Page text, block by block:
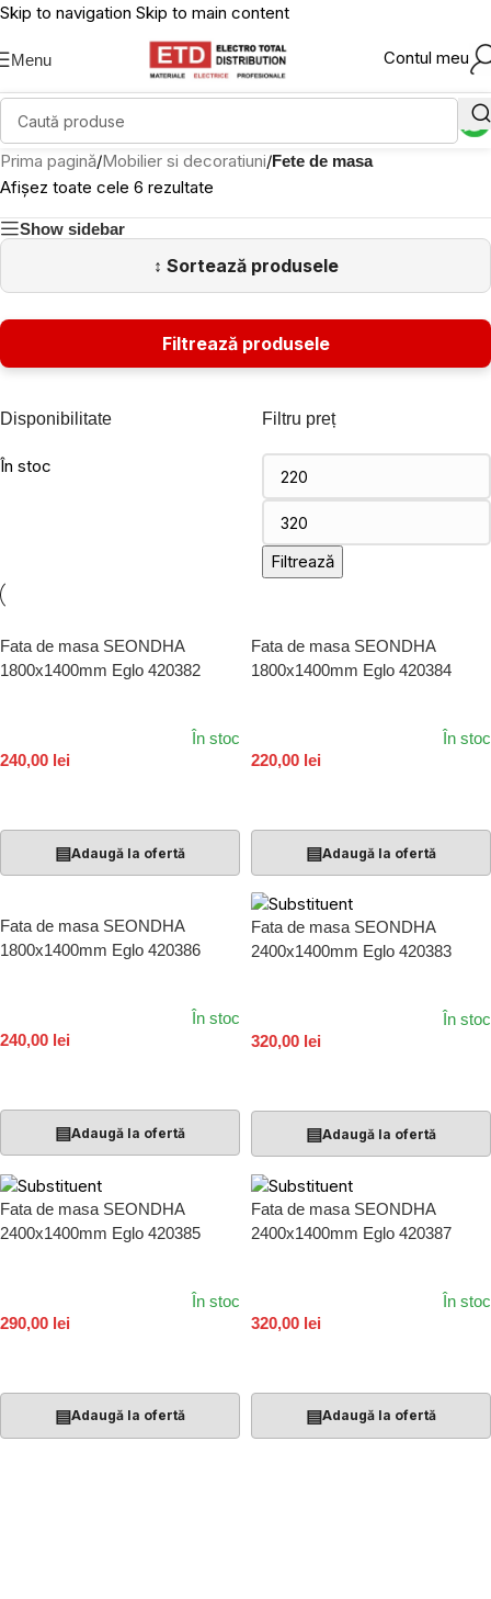
Skip to navigation Skip to main content
Menu Contul meu
Prima pagină/Mobilier si decoratiuni/Fete de masa
Afișez toate cele 6 rezultate
Show sidebar
Disponibilitate
În stoc
Filtru preț
Filtrează
Fata de masa SEONDHA
1800x1400mm Eglo 420382
240,00 lei
În stoc
▤Adaugă la ofertă
Fata de masa SEONDHA
1800x1400mm Eglo 420384
220,00 lei
În stoc
▤Adaugă la ofertă
Fata de masa SEONDHA
1800x1400mm Eglo 420386
240,00 lei
În stoc
▤Adaugă la ofertă
Fata de masa SEONDHA
2400x1400mm Eglo 420383
320,00 lei
În stoc
▤Adaugă la ofertă
Fata de masa SEONDHA
2400x1400mm Eglo 420385
290,00 lei
În stoc
▤Adaugă la ofertă
Fata de masa SEONDHA
2400x1400mm Eglo 420387
320,00 lei
În stoc
▤Adaugă la ofertă